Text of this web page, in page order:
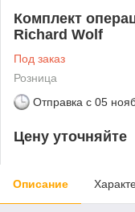
Комплект
Richard Wolf
Под заказ
Розница
Отправка с 05
Цену уточняйте
Описание